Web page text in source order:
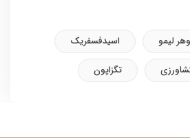
لیمو
اسیدفسفریک
تگزاپون